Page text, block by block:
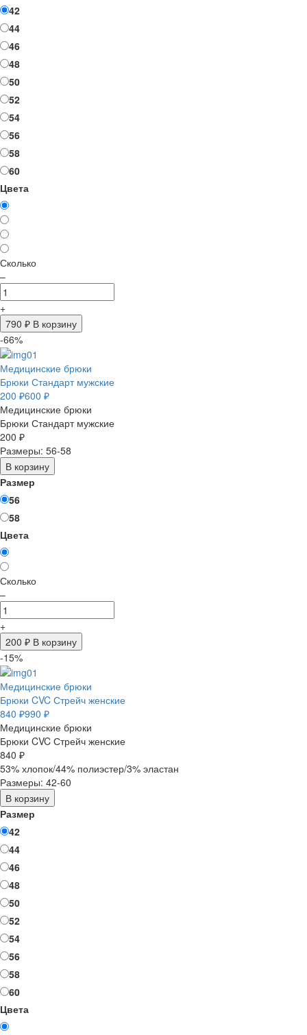
42
44
46
48
50
52
54
56
58
60
Цвета
Сколько
–
+
790 ₽ В корзину
-66%
Медицинские брюки
Брюки Стандарт мужские
200 ₽600 ₽
Медицинские брюки
Брюки Стандарт мужские
200 ₽
Размеры: 56-58
В корзину
Размер
56
58
Цвета
Сколько
–
+
200 ₽ В корзину
-15%
Медицинские брюки
Брюки CVC Стрейч женские
840 ₽990 ₽
Медицинские брюки
Брюки CVC Стрейч женские
840 ₽
53% хлопок/44% полиэстер/3% эластан
Размеры: 42-60
В корзину
Размер
42
44
46
48
50
52
54
56
58
60
Цвета